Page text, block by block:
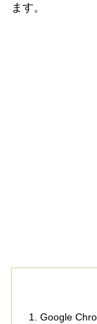
ます。
Google